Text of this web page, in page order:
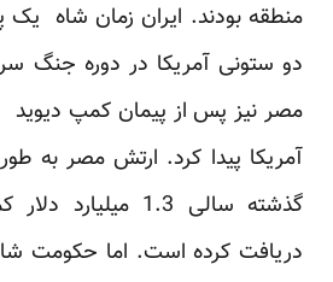
منطقه بودند. ایران زمان شاه یک
دو ستونی آمریکا در دوره جنگ
مصر نیز پس از پیمان کمپ دیوید
گذشته سالی 1.3